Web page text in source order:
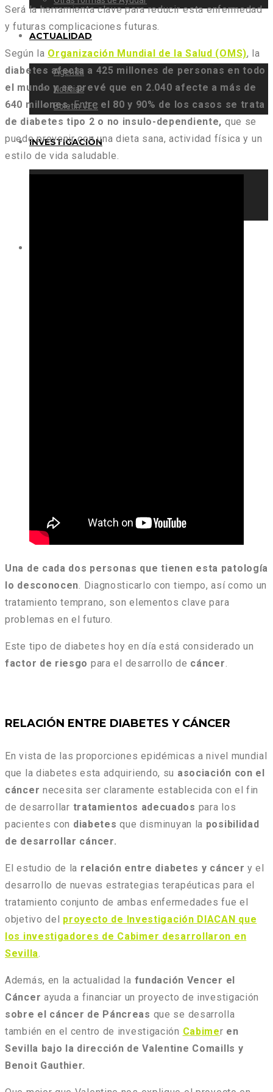
ACTUALIDAD
Agenda
Noticias
Boletín VEC
INVESTIGACIÓN
Será la herramienta clave para reducir esta enfermedad
y futuras complicaciones futuras.
Según la Organización Mundial de la Salud (OMS), la
diabetes afecta a 425 millones de personas en todo
el mundo y se prevé que en 2.040 afecte a más de
640 millones.Entre el 80 y 90% de los casos se trata
de diabetes tipo 2 o no insulo-dependiente, que se
puede prevenir con una dieta sana, actividad física y un
estilo de vida saludable.
Una de cada dos personas que tienen esta patología
lo desconocen. Diagnosticarlo con tiempo, así como un
tratamiento temprano, son elementos clave para
problemas en el futuro.
Este tipo de diabetes hoy en día está considerado un
factor de riesgo para el desarrollo de cáncer.
RELACIÓN ENTRE DIABETES Y CÁNCER
En vista de las proporciones epidémicas a nivel mundial
que la diabetes esta adquiriendo, su asociación con el
cáncer necesita ser claramente establecida con el fin
de desarrollar tratamientos adecuados para los
pacientes con diabetesque disminuyan la posibilidad
de desarrollar cáncer.
El estudio de la relación entre diabetes y cáncer y el
desarrollo de nuevas estrategias terapéuticas para el
tratamiento conjunto de ambas enfermedades fue el
objetivo del
proyecto de Investigación DIACAN que
los investigadores de Cabimer desarrollaron en
Sevilla.
Además, en la actualidad la fundación Vencer el
Cáncer ayuda a financiar un proyecto de investigación
sobre el cáncer de Páncreas que se desarrolla
también en el centro de investigación Cabimer en
Sevilla bajo la dirección de Valentine Comaills y
Benoit Gauthier.